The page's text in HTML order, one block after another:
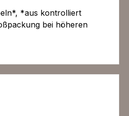
*aus kontrolliert
bei höheren